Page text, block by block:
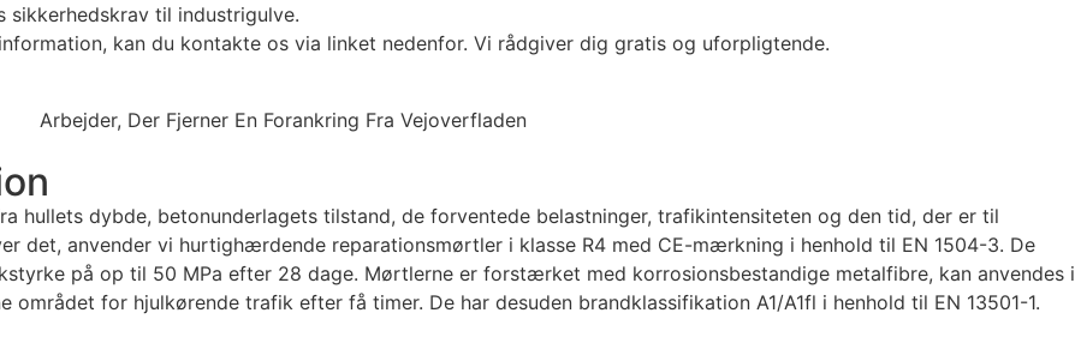
sikkerhedskrav til industrigulve.
kan du kontakte os via linket nedenfor. Vi rådgiver dig gratis og uforpligtende.
hullets dybde, betonunderlagets tilstand, de forventede belastninger, trafikintensiteten og den tid, der er til
det, anvender vi hurtighærdende reparationsmørtler i klasse R4 med CE-mærkning i henhold til EN 1504-3. De
på op til 50 MPa efter 28 dage. Mørtlerne er forstærket med korrosionsbestandige metalfibre, kan anvendes i
for hjulkørende trafik efter få timer. De har desuden brandklassifikation A1/A1fl i henhold til EN 13501-1.